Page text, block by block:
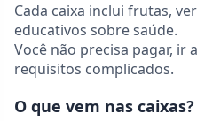
Cada caixa inclui frutas,
educativos sobre saúde.
Você não precisa pagar,
requisitos complicados.
O que vem nas caixas?